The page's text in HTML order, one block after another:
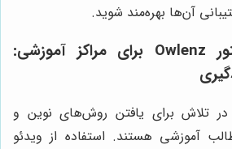
آن‌ها بهره‌مند شوید.
خرید ویدئو پروژکتور Owlenz برای مراکز آموزشی:
در تلاش برای یافتن روش‌های نوین و
آموزشی هستند. استفاده از ویدئو